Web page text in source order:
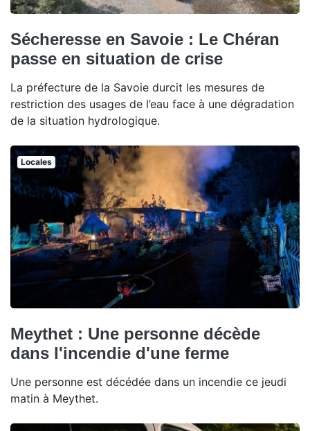
Sécheresse en Savoie : Le Chéran
passe en situation de crise
La préfecture de la Savoie durcit les mesures de
restriction des usages de l’eau face à une dégradation
de la situation hydrologique.
Locales
Meythet : Une personne décède
dans l'incendie d'une ferme
Une personne est décédée dans un incendie ce jeudi
matin à Meythet.